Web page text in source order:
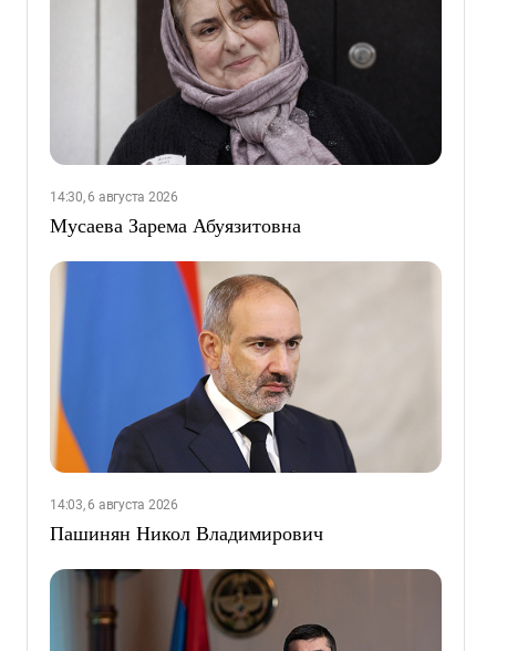
14:30, 6 августа 2026
Мусаева Зарема Абуязитовна
14:03, 6 августа 2026
Пашинян Никол Владимирович